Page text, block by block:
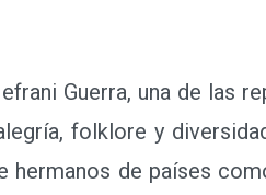
Guerra, una de las
folklore y
hermanos de países